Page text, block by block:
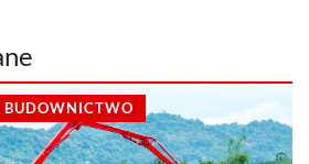
BUDOWNICTWO